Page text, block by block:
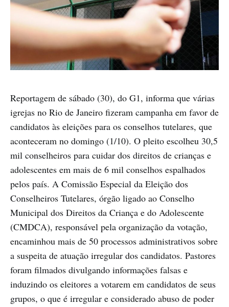
Reportagem de sábado (30), do G1, informa que várias
igrejas no Rio de Janeiro fizeram campanha em favor de
candidatos às eleições para os conselhos tutelares, que
aconteceram no domingo (1/10). O pleito escolheu 30,5
mil conselheiros para cuidar dos direitos de crianças e
adolescentes em mais de 6 mil conselhos espalhados
pelos país. A Comissão Especial da Eleição dos
Conselheiros Tutelares, órgão ligado ao Conselho
Municipal dos Direitos da Criança e do Adolescente
(CMDCA), responsável pela organização da votação,
encaminhou mais de 50 processos administrativos sobre
a suspeita de atuação irregular dos candidatos. Pastores
foram filmados divulgando informações falsas e
induzindo os eleitores a votarem em candidatos de seus
grupos, o que é irregular e considerado abuso de poder